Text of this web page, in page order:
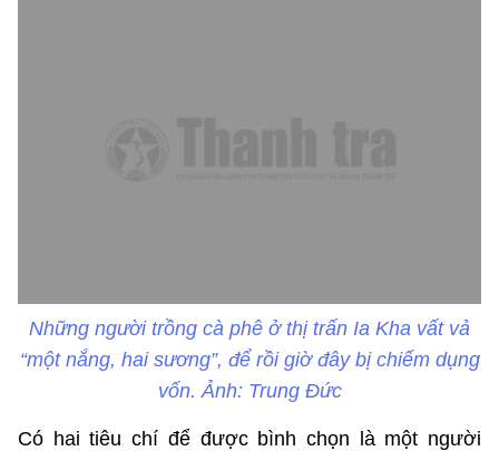
Những người trồng cà phê ở thị trấn Ia Kha vất vả
“một nắng, hai sương”, để rồi giờ đây bị chiếm dụng
vốn. Ảnh: Trung Đức
Có hai tiêu chí để được bình chọn là một người